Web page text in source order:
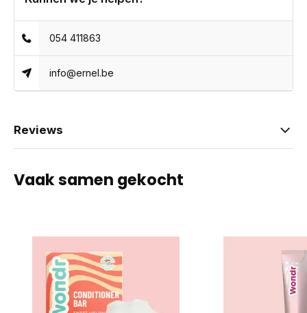
054 411863
info@ernel.be
Reviews
Vaak samen gekocht